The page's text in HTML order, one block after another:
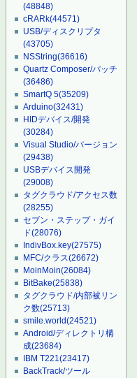
(48848)
cRARk(44571)
USB/ディスクリプタ
(43705)
NSString(36616)
Quartz Composer/パッチ
(36486)
SmartQ 5(35209)
Arduino(32431)
HIDデバイス/開発
(30284)
Visual Studio/バージョン
(29438)
USBデバイス開発
(29008)
タグクラウド/アクセス数
(28255)
セブン・ステップ・ガイ
ド(28076)
IndivBox.key(27575)
MFC/クラス(26672)
MoinMoin(26084)
BitBake(25838)
タグクラウド/内部被リン
ク数(25713)
smile.world(24521)
Android/ディレクトリ構
成(23684)
IBM T221(23417)
BackTrack/ツール